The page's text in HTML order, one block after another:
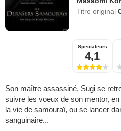
Titre original
Spectateurs
4,1
Son maître assassiné, Sugi se
suivre les voeux de son mentor,
la vie de samouraï, ou se lancer
sanguinaire...